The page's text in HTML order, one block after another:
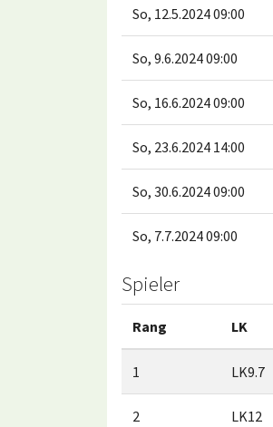
So, 12.5.2024 09:00
So, 9.6.2024 09:00
So, 16.6.2024 09:00
So, 23.6.2024 14:00
So, 30.6.2024 09:00
So, 7.7.2024 09:00
Spieler
Rang LK
1 LK9.7
2 LK12